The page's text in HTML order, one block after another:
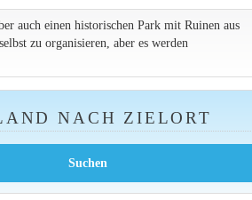
auch einen historischen Park mit Ruinen aus
zu organisieren, aber es werden
NACH ZIELORT